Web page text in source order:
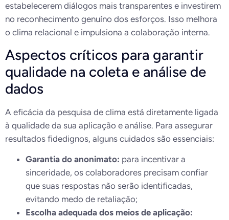
estabelecerem diálogos mais transparentes e investirem
no reconhecimento genuíno dos esforços. Isso melhora
o clima relacional e impulsiona a colaboração interna.
Aspectos críticos para garantir
qualidade na coleta e análise de
dados
A eficácia da pesquisa de clima está diretamente ligada
à qualidade da sua aplicação e análise. Para assegurar
resultados fidedignos, alguns cuidados são essenciais:
Garantia do anonimato: para incentivar a
sinceridade, os colaboradores precisam confiar
que suas respostas não serão identificadas,
evitando medo de retaliação;
Escolha adequada dos meios de aplicação: